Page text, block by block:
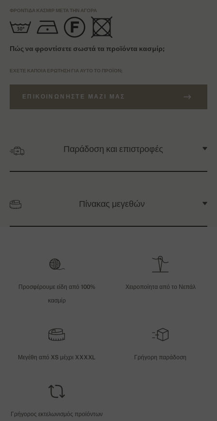
ΦΡΟΝΤΊΔΑ ΚΑΣΜΊΡ ΜΕΤΆ ΤΗΝ ΑΓΟΡΆ
Πώς να φροντίσετε σωστά τα προϊόντα κασμίρ;
ΈΧΕΤΕ ΚΆΠΟΙΑ ΕΡΏΤΗΣΗ ΓΙΑ ΑΥΤΌ ΤΟ ΠΡΟΪΌΝ;
ΕΠΙΚΟΙΝΩΝΉΣΤΕ ΜΑΖΊ ΜΑΣ
Παράδοση και επιστροφές
Πίνακας μεγεθών
Προσφέρουμε είδη από 100%
κασμίρ
Χειροποίητα από το Νεπάλ
Μεγέθη από XS μέχρι XXXXL Γρήγορη παράδοση
Γρήγορος εκτελωνισμός προϊόντων